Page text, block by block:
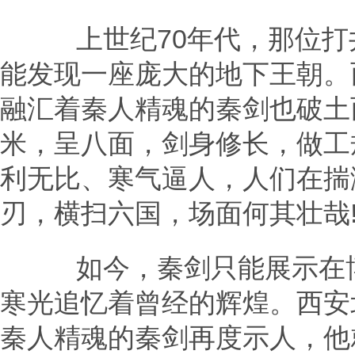
上世纪70年代，那位打
能发现一座庞大的地下王朝
融汇着秦人精魂的秦剑也破
米，呈八面，剑身修长，做
利无比、寒气逼人，人们在
刃，横扫六国，场面何其壮
如今，秦剑只能展示在
寒光追忆着曾经的辉煌。西
秦人精魂的秦剑再度示人，